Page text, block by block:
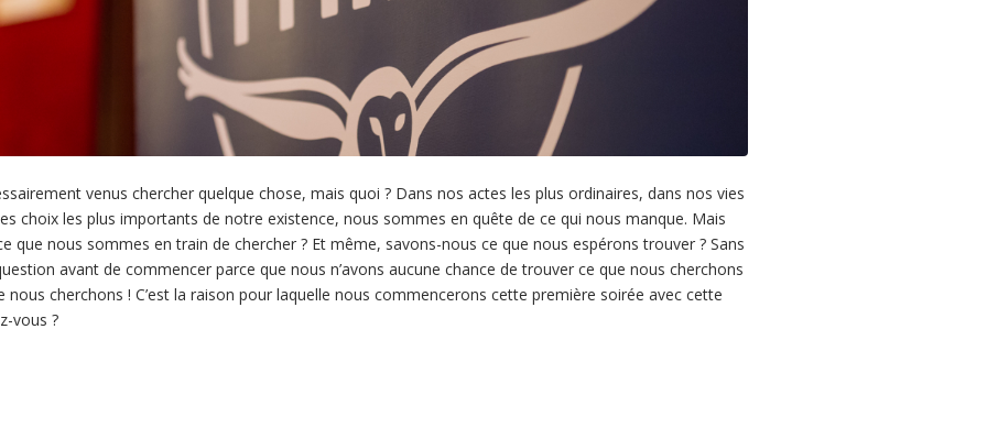
venus chercher quelque chose, mais quoi ? Dans nos actes les plus ordinaires, dans nos vies
choix les plus importants de notre existence, nous sommes en quête de ce qui nous manque. Mais
que nous sommes en train de chercher ? Et même, savons-nous ce que nous espérons trouver ? Sans
avant de commencer parce que nous n’avons aucune chance de trouver ce que nous cherchons
nous cherchons ! C’est la raison pour laquelle nous commencerons cette première soirée avec cette
vous ?